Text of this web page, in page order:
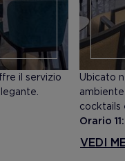
il servizio
​Ubicato
cocktails
Orario
VEDI